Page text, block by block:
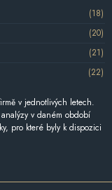
(18)
(20)
(21)
(22)
v jednotlivých letech.
v daném období
pro které byly k dispozici